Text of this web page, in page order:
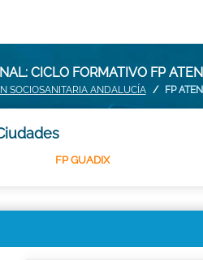
CICLO FORMATIVO FP
SOCIOSANITARIA ANDALUCÍA FP
FP GUADIX